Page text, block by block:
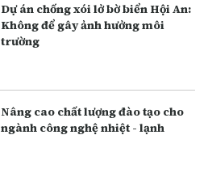
Dự án chống xói lở bờ biển Hội An:
Không để gây ảnh hưởng môi
trường
Nâng cao chất lượng đào tạo cho
ngành công nghệ nhiệt - lạnh